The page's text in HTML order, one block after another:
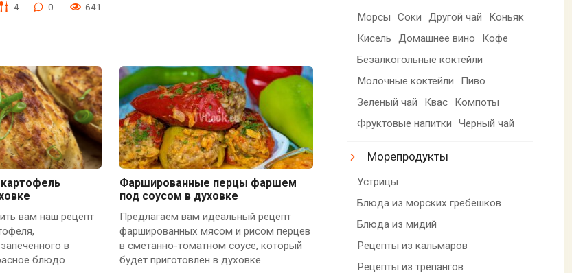
4 0 641
вам наш рецепт
в
блюдо
Фаршированные перцы фаршем
под соусом в духовке
Предлагаем вам идеальный рецепт
фаршированных мясом и рисом перцев
в сметанно-томатном соусе, который
будет приготовлен в духовке.
Морсы Соки Другой чай
Коньяк
Кисель
Домашнее вино
Кофе
Безалкогольные коктейли
Молочные коктейли
Пиво
Зеленый чай
Квас
Компоты
Фруктовые напитки
Черный чай
Морепродукты
Устрицы
Блюда из морских гребешков
Блюда из мидий
Рецепты из кальмаров
Рецепты из трепангов